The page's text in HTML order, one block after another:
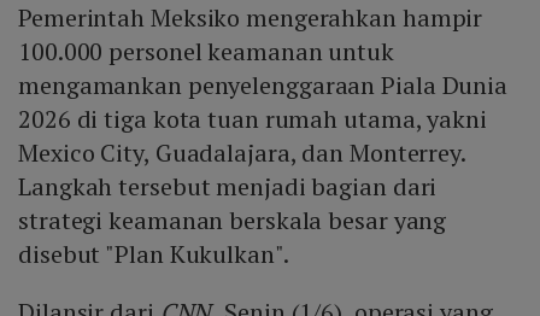
Pemerintah Meksiko mengerahkan hampir
100.000 personel keamanan untuk
mengamankan penyelenggaraan Piala Dunia
2026 di tiga kota tuan rumah utama, yakni
Mexico City, Guadalajara, dan Monterrey.
Langkah tersebut menjadi bagian dari
strategi keamanan berskala besar yang
disebut "Plan Kukulkan".